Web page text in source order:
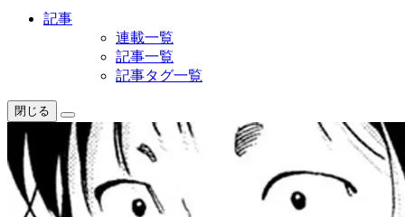
記事
連載一覧
記事一覧
記事タグ一覧
閉じる